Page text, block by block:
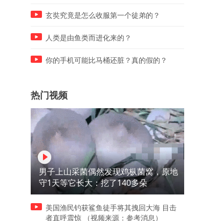
孤独症特教老师的工作，远不
孤独症特教老师的工作，远
玄奘究竟是怎么收服第一个徒弟的？
人类是由鱼类而进化来的？
你的手机可能比马桶还脏？真的假的？
热门视频
男子上山采菌偶然发现鸡枞菌窝，原地
守1天等它长大：挖了140多朵
美国渔民钓获鲨鱼徒手将其拽回大海 目击
者直呼震惊 （视频来源：参考消息）